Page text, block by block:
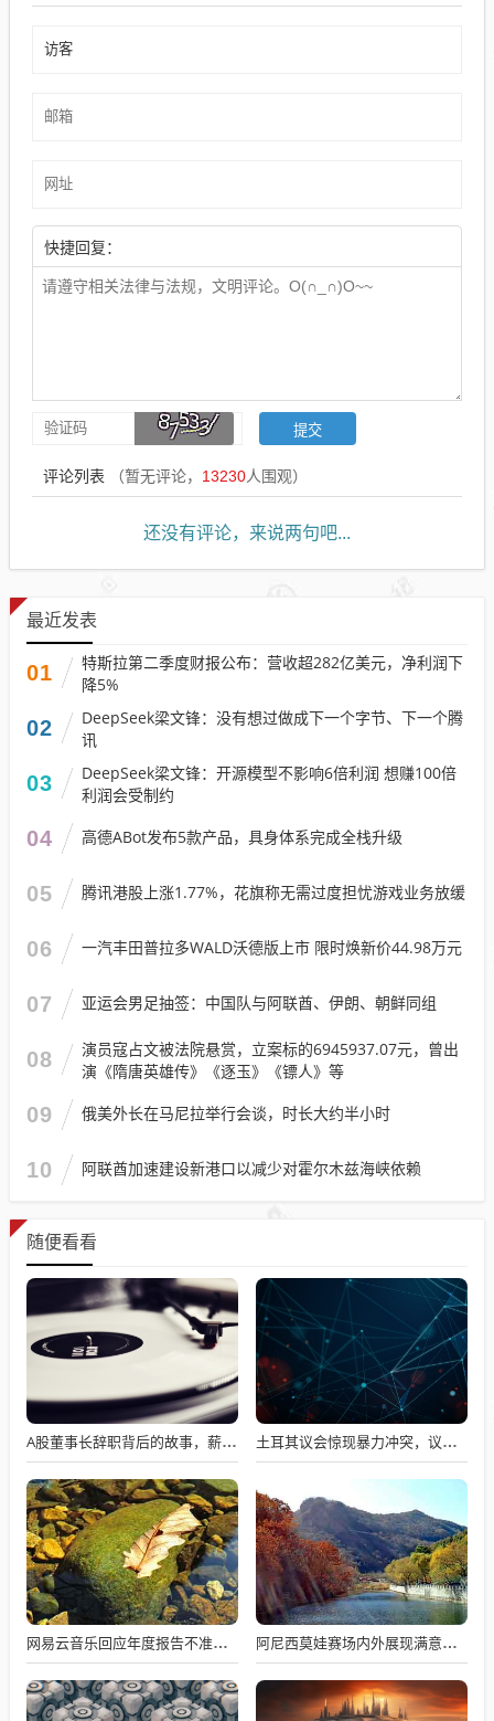
快捷回复：
评论列表 （暂无评论， 13230人围观）
还没有评论，来说两句吧...
最近发表
01
特斯拉第二季度财报公布：营收超282亿美元，净利润下
降5%
02
DeepSeek梁文锋：没有想过做成下一个字节、下一个腾
讯
03
DeepSeek梁文锋：开源模型不影响6倍利润 想赚100倍
利润会受制约
04 高德ABot发布5款产品，具身体系完成全栈升级
05 腾讯港股上涨1.77%，花旗称无需过度担忧游戏业务放缓
06 一汽丰田普拉多WALD沃德版上市 限时焕新价44.98万元
07 亚运会男足抽签：中国队与阿联酋、伊朗、朝鲜同组
08
演员寇占文被法院悬赏，立案标的6945937.07元，曾出
演《隋唐英雄传》《逐玉》《镖人》等
09 俄美外长在马尼拉举行会谈，时长大约半小时
10 阿联酋加速建设新港口以减少对霍尔木兹海峡依赖
随便看看
A股董事长辞职背后的故事，薪资不满意引发争议 土耳其议会惊现暴力冲突，议员互撕引发全球瞩目
网易云音乐回应年度报告不准争议，数据与情感对接的精准之道 阿尼西莫娃赛场内外展现满意与期待，自信闪耀全场